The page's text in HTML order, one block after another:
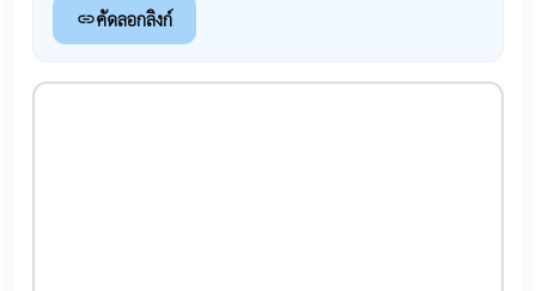
linkคัดลอกลิงก์